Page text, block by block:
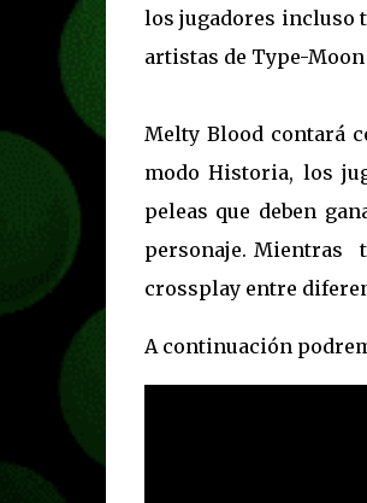
los jugadores incluso
artistas de Type-
Melty Blood contará
modo Historia, los
peleas que deben
personaje. Mientras
crossplay entre
A continuación